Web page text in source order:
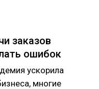
заказов
ошибок
ускорила
многие